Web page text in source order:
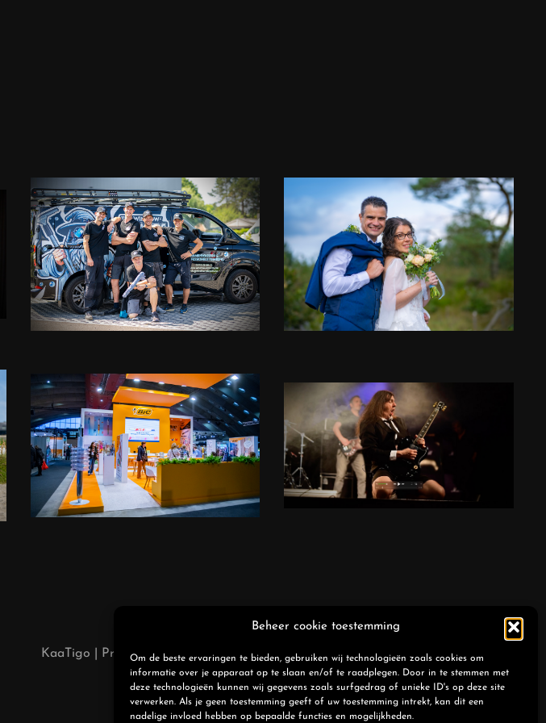
Beheer cookie toestemming
Om de beste ervaringen te bieden, gebruiken wij technologieën zoals cookies om
informatie over je apparaat op te slaan en/of te raadplegen. Door in te stemmen met
deze technologieën kunnen wij gegevens zoals surfgedrag of unieke ID's op deze site
verwerken. Als je geen toestemming geeft of uw toestemming intrekt, kan dit een
nadelige invloed hebben op bepaalde functies en mogelijkheden.
Promotie video’s Huwelijksreportages
KaaTigo | Provincialeweg 4, 2890 Sint-Amands | +32(0)52 555 088 |
info@kaatigo.be
©2026Kaatigo